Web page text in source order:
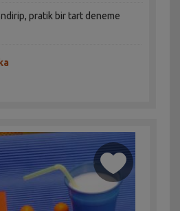
pratik bir tart deneme